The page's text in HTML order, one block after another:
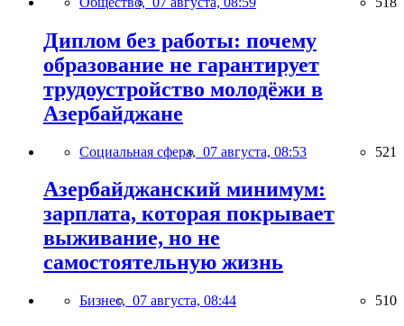
Диплом без работы: почему
образование не гарантирует
трудоустройство молодёжи в
Азербайджане
Социальная сфера, 07 августа, 08:53 521
Азербайджанский минимум:
зарплата, которая покрывает
выживание, но не
самостоятельную жизнь
Бизнес, 07 августа, 08:44 510